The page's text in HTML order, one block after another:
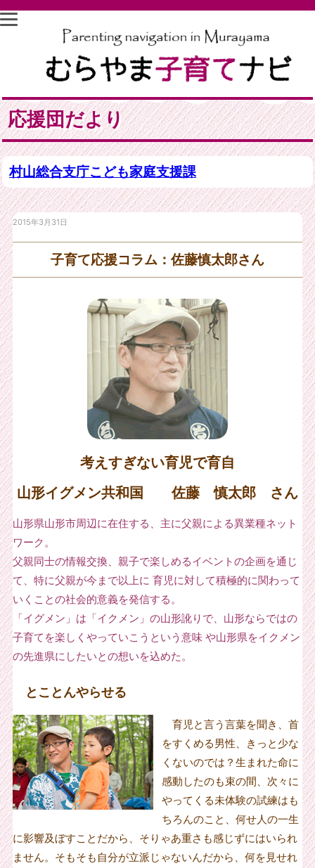
応援団だより
村山総合支庁こども家庭支援課
2015年3月31日
子育て応援コラム：佐藤慎太郎さん
考えすぎない育児で育自
山形イグメン共和国 佐藤 慎太郎 さん
山形県山形市周辺に在住する、主に父親による異業種ネット
ワーク。
父親同士の情報交換、親子で楽しめるイベントの企画を通じ
て、特に父親が今まで以上に 育児に対して積極的に関わって
いくことの社会的意義を発信する。
「イグメン」は「イクメン」の山形訛りで、山形ならではの
子育てを楽しくやっていこうという意味 や山形県をイクメン
の先進県にしたいとの想いを込めた。
とことんやらせる
育児と言う言葉を聞き、首
をすくめる男性、きっと少な
くないのでは？生まれた命に
感動したのも束の間、次々に
やってくる未体験の試練はも
ちろんのこと、何せ人の一生
に影響及ぼすことだから、そりゃあ重さも感じずにはいられ
ません。そもそも自分が立派じゃないんだから、何を見せれ